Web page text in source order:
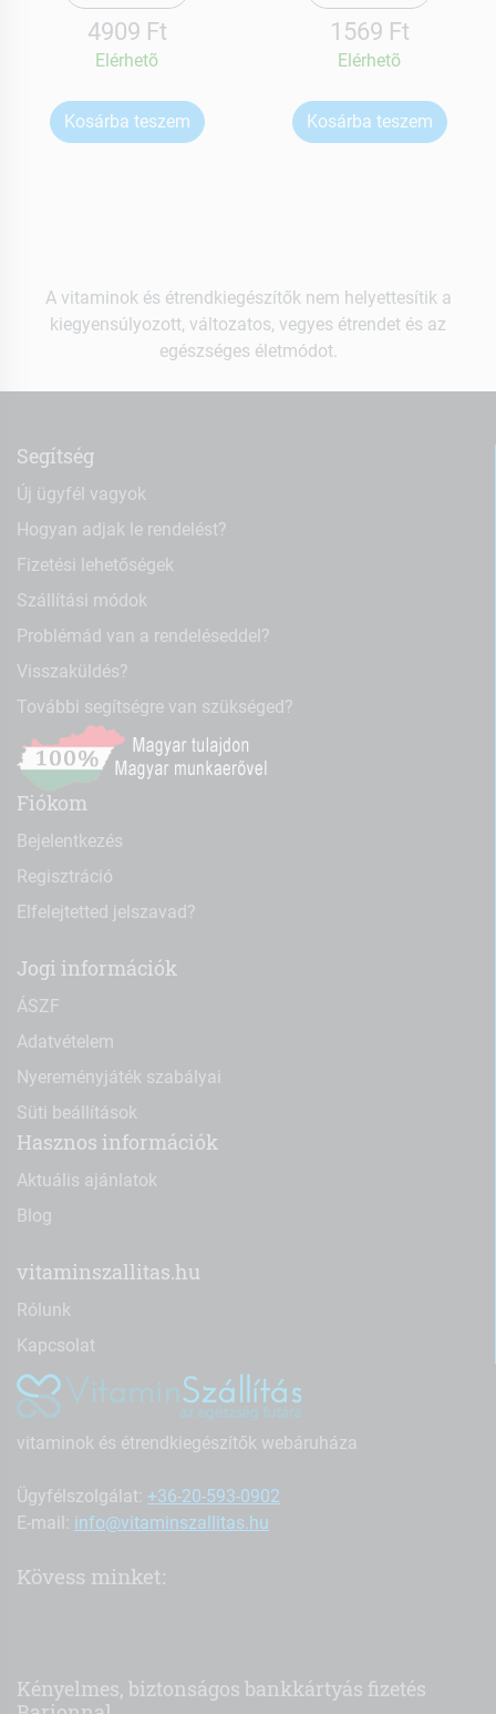
4909 Ft
Elérhetõ
Kosárba teszem
1569 Ft
Elérhetõ
Kosárba teszem
A vitaminok és étrendkiegészítők nem helyettesítik a
kiegyensúlyozott, változatos, vegyes étrendet és az
egészséges életmódot.
Segítség
Új ügyfél vagyok
Hogyan adjak le rendelést?
Fizetési lehetőségek
Szállítási módok
Problémád van a rendeléseddel?
Visszaküldés?
További segítségre van szükséged?
Fiókom
Bejelentkezés
Regisztráció
Elfelejtetted jelszavad?
Jogi információk
ÁSZF
Adatvételem
Nyereményjáték szabályai
Süti beállítások
Hasznos információk
Aktuális ajánlatok
Blog
vitaminszallitas.hu
Rólunk
Kapcsolat
vitaminok és étrendkiegészítők webáruháza
Ügyfélszolgálat: +36-20-593-0902
E-mail: info@vitaminszallitas.hu
Kövess minket:
Kényelmes, biztonságos bankkártyás fizetés